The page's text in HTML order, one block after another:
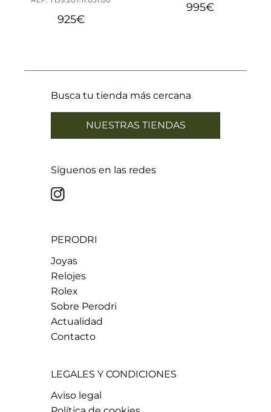
925€
995€
Busca tu tienda más cercana
NUESTRAS TIENDAS
Síguenos en las redes
PERODRI
Joyas
Relojes
Rolex
Sobre Perodri
Actualidad
Contacto
LEGALES Y CONDICIONES
Aviso legal